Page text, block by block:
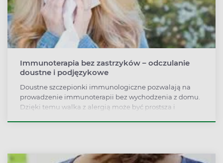
Immunoterapia bez zastrzyków – odczulanie
doustne i podjęzykowe
Doustne szczepionki immunologiczne pozwalają na
prowadzenie immunoterapii bez wychodzenia z domu.
Dzięki temu walka z alergią może być prostsza i